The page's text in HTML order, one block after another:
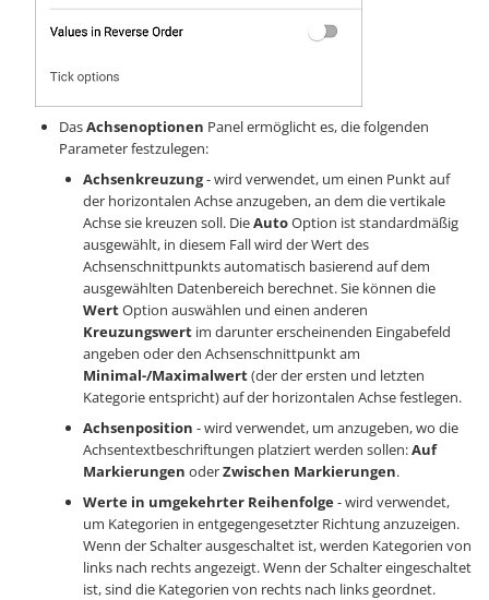
DasAchsenoptionen Panel ermöglicht es, die folgenden
Parameter festzulegen:
Achsenkreuzung- wird verwendet, um einen Punkt auf
der horizontalen Achse anzugeben, an dem die vertikale
Achse sie kreuzen soll. DieAutoOption ist standardmäßig
ausgewählt, in diesem Fall wird der Wert des
Achsenschnittpunkts automatisch basierend auf dem
ausgewählten Datenbereich berechnet. Sie können die
WertOption auswählen und einen anderen
Kreuzungswert im darunter erscheinenden Eingabefeld
angeben oder den Achsenschnittpunkt am
Minimal-/Maximalwert(der der ersten und letzten
Kategorie entspricht) auf der horizontalen Achse festlegen.
Achsenposition - wird verwendet, um anzugeben, wo die
Achsentextbeschriftungen platziert werden sollen:Auf
Markierungen oderZwischen Markierungen.
Werte in umgekehrter Reihenfolge- wird verwendet,
um Kategorien in entgegengesetzter Richtung anzuzeigen.
Wenn der Schalter ausgeschaltet ist, werden Kategorien von
links nach rechts angezeigt. Wenn der Schalter eingeschaltet
ist, sind die Kategorien von rechts nach links geordnet.